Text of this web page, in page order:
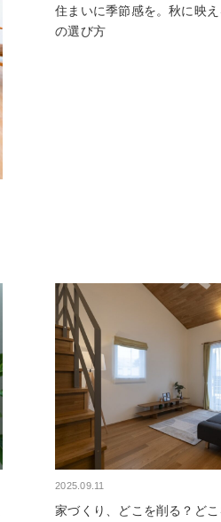
住まいに季節感を。秋に映
の選び方
2025.09.11
家づくり、どこを削る？ど